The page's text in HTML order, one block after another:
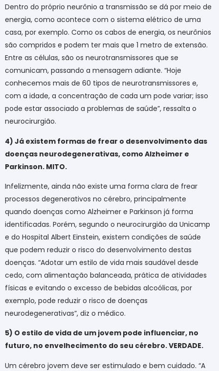
Dentro do próprio neurônio a transmissão se dá por meio de
energia, como acontece com o sistema elétrico de uma
casa, por exemplo. Como os cabos de energia, os neurônios
são compridos e podem ter mais que 1 metro de extensão.
Entre as células, são os neurotransmissores que se
comunicam, passando a mensagem adiante. “Hoje
conhecemos mais de 60 tipos de neurotransmissores e,
com a idade, a concentração de cada um pode variar; isso
pode estar associado a problemas de saúde”, ressalta o
neurocirurgião.
4) Já existem formas de frear o desenvolvimento das
doenças neurodegenerativas, como Alzheimer e
Parkinson. MITO.
Infelizmente, ainda não existe uma forma clara de frear
processos degenerativos no cérebro, principalmente
quando doenças como Alzheimer e Parkinson já forma
identificadas. Porém, segundo o neurocirurgião da Unicamp
e do Hospital Albert Einstein, existem condições de saúde
que podem reduzir o risco do desenvolvimento destas
doenças. “Adotar um estilo de vida mais saudável desde
cedo, com alimentação balanceada, prática de atividades
físicas e evitando o excesso de bebidas alcoólicas, por
exemplo, pode reduzir o risco de doenças
neurodegenerativas”, diz o médico.
5) O estilo de vida de um jovem pode influenciar, no
futuro, no envelhecimento do seu cérebro. VERDADE.
Um cérebro jovem deve ser estimulado e bem cuidado. “A